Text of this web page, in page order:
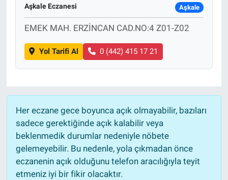
Aşkale Eczanesi Aşkale
EMEK MAH. ERZİNCAN CAD.NO:4 Z01-Z02
Yol Tarifi Al 0 (442) 415 17 21
Her eczane gece boyunca açık olmayabilir, bazıları
sadece gerektiğinde açık kalabilir veya
beklenmedik durumlar nedeniyle nöbete
gelemeyebilir. Bu nedenle, yola çıkmadan önce
eczanenin açık olduğunu telefon aracılığıyla teyit
etmeniz iyi bir fikir olacaktır.
Sağlık
Eğitim
Ekonomi
Dünya
Teknoloji
Magazin
Siyaset